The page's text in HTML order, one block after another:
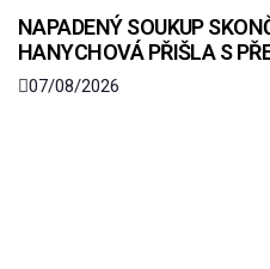
NAPADENÝ SOUKUP
HANYCHOVÁ PŘIŠLA S
07/08/2026